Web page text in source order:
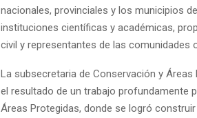
nacionales, provinciales y los municipios
instituciones científicas y académicas,
civil y representantes de las comunidades
La subsecretaria de Conservación y
el resultado de un trabajo profundamente
Áreas Protegidas, donde se logró